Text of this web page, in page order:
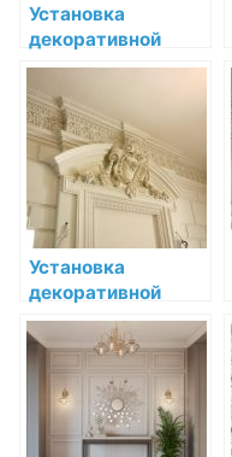
Установка
декоративной
лепнины в стиле
классической
эпохи: обновите
интерьер своего
дома
Установка
декоративной
лепнины в офисе:
добавляем
эстетическую
привлекательность
вашему
раходательство